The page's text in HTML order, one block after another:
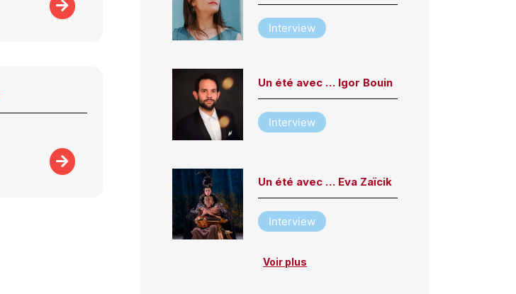
Interview
Un été avec … Igor Bouin
Interview
Un été avec … Eva Zaïcik
Interview
Voir plus